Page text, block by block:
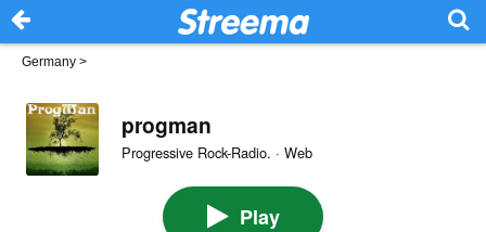
Germany >
progman
Progressive Rock-Radio. · Web
Play